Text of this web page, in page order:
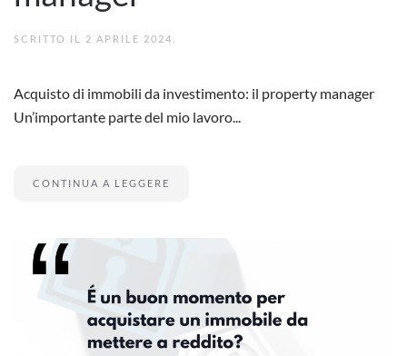
SCRITTO IL 2 APRILE 2024
Acquisto di immobili da investimento: il property manager
Un’importante parte del mio lavoro...
CONTINUA A LEGGERE